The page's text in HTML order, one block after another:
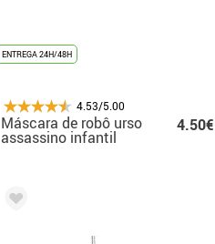
ENTREGA 24H/48H
4.53/5.00
Máscara de robô urso
assassino infantil
4.50€